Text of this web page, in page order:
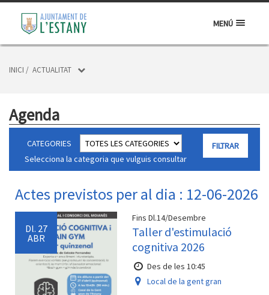
MENÚ
INICI / ACTUALITAT
Agenda
CATEGORIES
Selecciona la categoria que vulguis consultar
Actes previstos per al dia : 12-06-2026
Dl. 27
ABR
Fins Dl.14/Desembre
Taller d'estimulació
cognitiva 2026
Des de les 10:45
Local de la gent gran